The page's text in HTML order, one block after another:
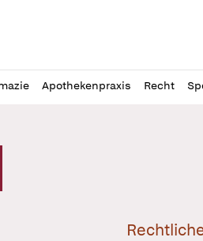
Apothekenpraxis Recht
Logo